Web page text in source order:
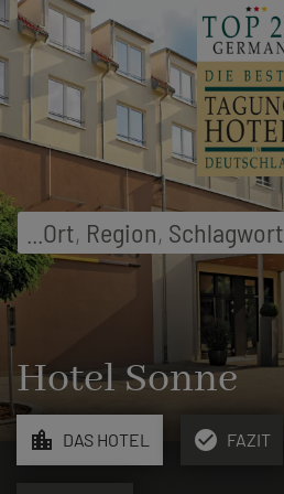
Ort, Region, Schlagwort
Hotel Sonne
location_city DAS HOTEL check_circle FAZIT